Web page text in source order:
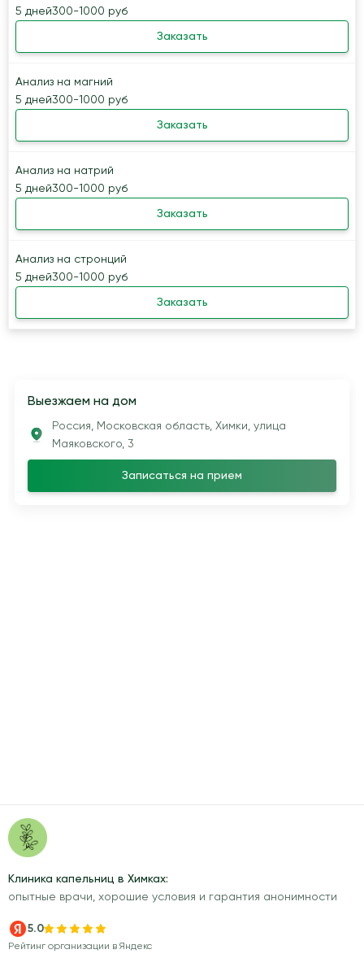
5 дней300-1000 руб
Заказать
Анализ на магний
5 дней300-1000 руб
Заказать
Анализ на натрий
5 дней300-1000 руб
Заказать
Анализ на стронций
5 дней300-1000 руб
Заказать
Выезжаем на дом
Россия, Московская область, Химки, улица
Маяковского, 3
Записаться на прием
Клиника капельниц в Химках:
опытные врачи, хорошие условия и гарантия анонимности
5.0
Рейтинг организации в Яндекс